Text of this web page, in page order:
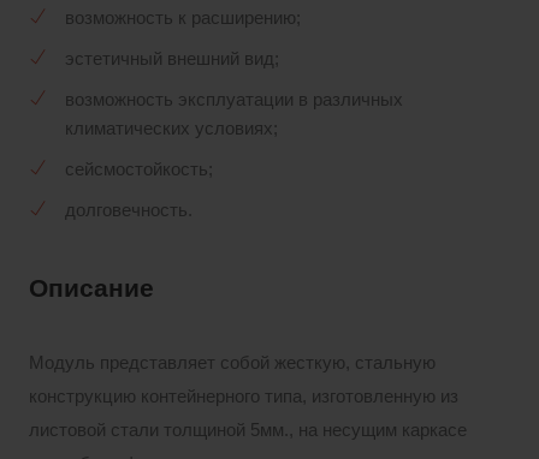
возможность к расширению;
эстетичный внешний вид;
возможность эксплуатации в различных
климатических условиях;
сейсмостойкость;
долговечность.
Описание
Модуль представляет собой жесткую, стальную
конструкцию контейнерного типа, изготовленную из
листовой стали толщиной 5мм., на несущим каркасе